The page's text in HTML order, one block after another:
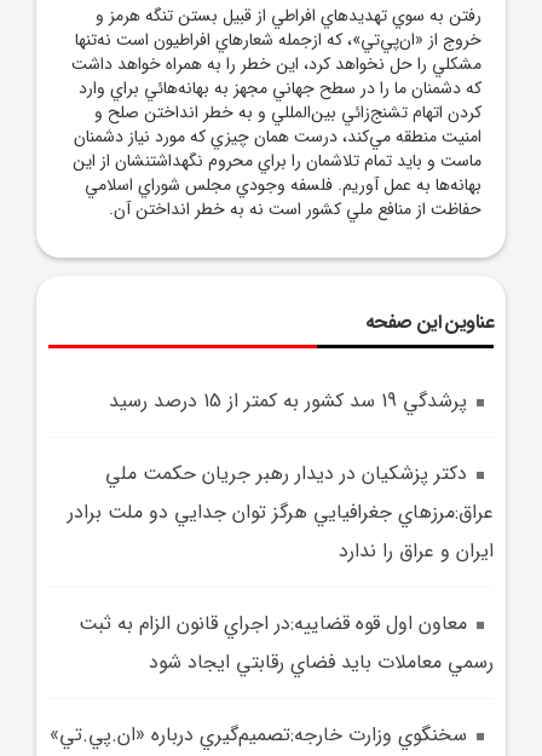
رفتن به سوي تهديدهاي افراطي از قبيل بستن تنگه هرمز و
خروج از «ان‌پي‌تي»، که ازجمله شعارهاي افراطيون است نه‌تنها
مشکلي را حل نخواهد کرد، اين خطر را به همراه خواهد داشت
که دشمنان ما را در سطح جهاني مجهز به بهانه‌هائي براي وارد
کردن اتهام تشنج‌زائي بين‌المللي و به خطر انداختن صلح و
امنيت منطقه مي‌کند، درست همان چيزي که مورد نياز دشمنان
ماست و بايد تمام تلاشمان را براي محروم نگهداشتنشان از اين
بهانه‌ها به عمل آوريم. فلسفه وجودي مجلس شوراي اسلامي
حفاظت از منافع ملي کشور است نه به خطر انداختن آن.
عناوین این صفحه
پرشدگي 19 سد کشور به کمتر از 15 درصد رسيد
دکتر پزشکيان در ديدار رهبر جريان حکمت ملي
عراق:مرزهاي جغرافيايي هرگز توان جدايي دو ملت برادر
ايران و عراق را ندارد
معاون اول قوه قضاييه:در اجراي قانون الزام به ثبت
رسمي معاملات بايد فضاي رقابتي ايجاد شود
سخنگوي وزارت خارجه:تصميم‌گيري درباره «ان.‌پي.‌تي»